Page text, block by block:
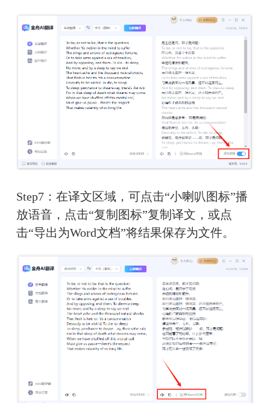
Step7：在译文区域，可点击“小喇叭图标”播
放语音，点击“复制图标”复制译文，或点
击“导出为Word文档”将结果保存为文件。